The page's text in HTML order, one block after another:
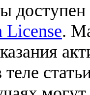
License.
теле